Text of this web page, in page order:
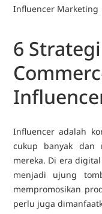
Influencer Marketing
6
Influencer adalah
cukup banyak dan
mereka. Di era
menjadi ujung
mempromosikan
perlu juga